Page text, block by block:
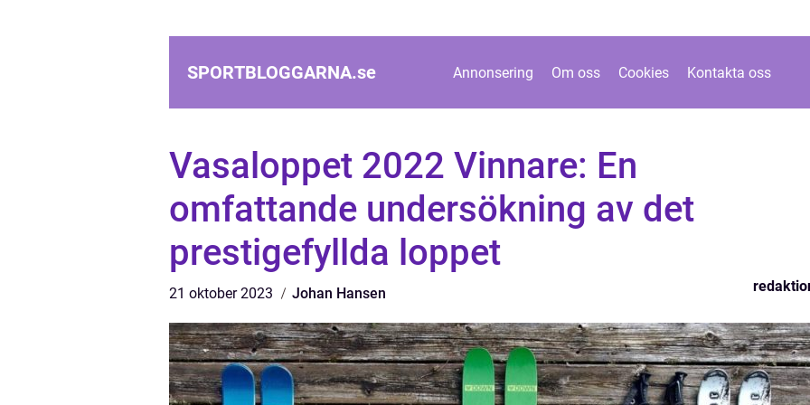
SPORTBLOGGARNA.se Annonsering Om oss Cookies Kontakta oss
Vasaloppet 2022 Vinnare: En
omfattande undersökning av det
prestigefyllda loppet
21 oktober 2023 Johan Hansen